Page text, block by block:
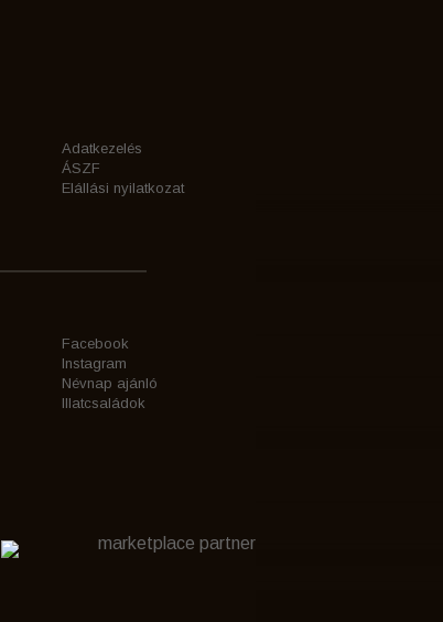
Adatkezelés
ÁSZF
Elállási nyilatkozat
Facebook
Instagram
Névnap ajánló
Illatcsaládok
marketplace partner